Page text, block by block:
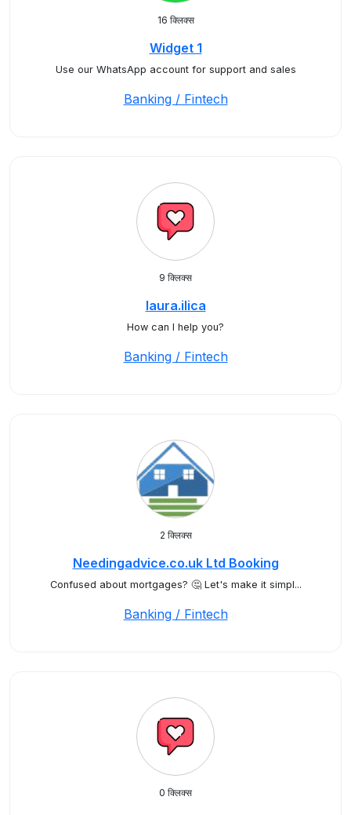
16 क्लिक्स
Widget 1
Use our WhatsApp account for support and sales
Banking / Fintech
9 क्लिक्स
laura.ilica
How can I help you?
Banking / Fintech
2 क्लिक्स
Needingadvice.co.uk Ltd Booking
Confused about mortgages? 🤔 Let's make it simpl...
Banking / Fintech
0 क्लिक्स